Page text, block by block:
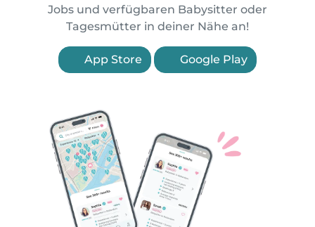
Jobs und verfügbaren Babysitter oder
Tagesmütter in deiner Nähe an!
App Store Google Play